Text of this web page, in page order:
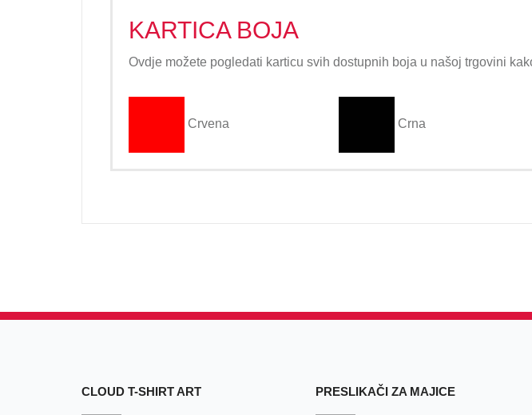
KARTICA BOJA
Ovdje možete pogledati karticu svih dostupnih boja u našoj trgovini
Crvena Crna
CLOUD T-SHIRT ART PRESLIKAČI ZA MAJICE